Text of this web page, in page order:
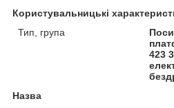
Користувальницькі
Тип, група
423
Назва